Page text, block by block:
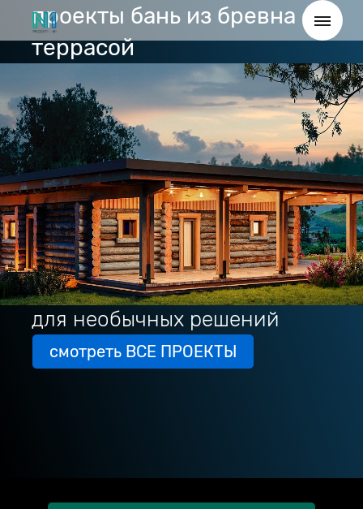
проекты бань из бревна с
террасой
для необычных решений
смотреть ВСЕ ПРОЕКТЫ